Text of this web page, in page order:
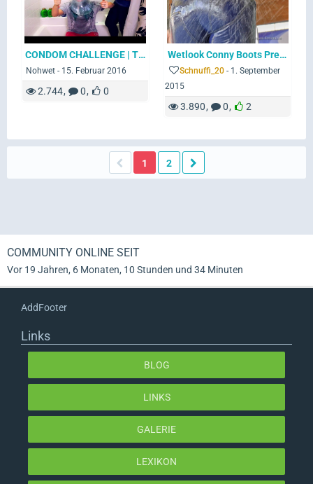
CONDOM CHALLENGE | THE CONDOM BROKE!!!!!! Mackenzie Marie
Nohwet - 15. Februar 2016
2.744 0 0
Wetlook Conny Boots Preview Wetlook
Schnuffi_20 - 1. September
2015
3.890 0 2
1 2
COMMUNITY ONLINE SEIT
Vor 19 Jahren, 6 Monaten, 10 Stunden und 34 Minuten
AddFooter
Links
BLOG
LINKS
GALERIE
LEXIKON